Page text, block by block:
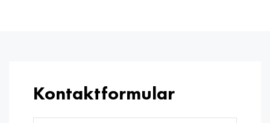
Kontaktformular